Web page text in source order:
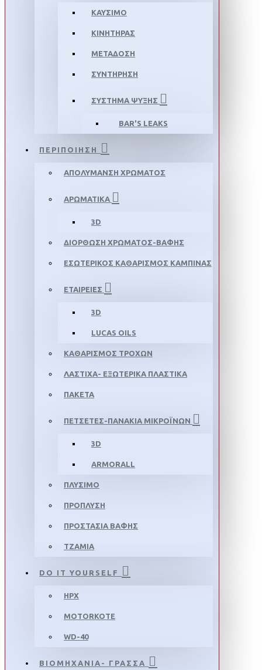
ΚΑΥΣΙΜΟ
ΚΙΝΗΤΗΡΑΣ
ΜΕΤΑΔΟΣΗ
ΣΥΝΤΗΡΗΣΗ
ΣΥΣΤΗΜΑ ΨΥΞΗΣ
BAR'S LEAKS
ΠΕΡΙΠΟΙΗΣΗ
ΑΠΟΛΥΜΑΝΣΗ ΧΡΩΜΑΤΟΣ
ΑΡΩΜΑΤΙΚΑ
3D
ΔΙΟΡΘΩΣΗ ΧΡΩΜΑΤΟΣ-ΒΑΦΗΣ
ΕΣΩΤΕΡΙΚΟΣ ΚΑΘΑΡΙΣΜΟΣ ΚΑΜΠΙΝΑΣ
ΕΤΑΙΡΕΙΕΣ
3D
LUCAS OILS
ΚΑΘΑΡΙΣΜΟΣ ΤΡΟΧΩΝ
ΛΑΣΤΙΧΑ- ΕΞΩΤΕΡΙΚΑ ΠΛΑΣΤΙΚΑ
ΠΑΚΕΤΑ
ΠΕΤΣΕΤΕΣ-ΠΑΝΑΚΙΑ ΜΙΚΡΟΪΝΩΝ
3D
ARMORALL
ΠΛΥΣΙΜΟ
ΠΡΟΠΛΥΣΗ
ΠΡΟΣΤΑΣΙΑ ΒΑΦΗΣ
ΤΖΑΜΙΑ
DO IT YOURSELF
HPX
MOTORKOTE
WD-40
ΒΙΟΜΗΧΑΝΙΑ- ΓΡΑΣΣΑ